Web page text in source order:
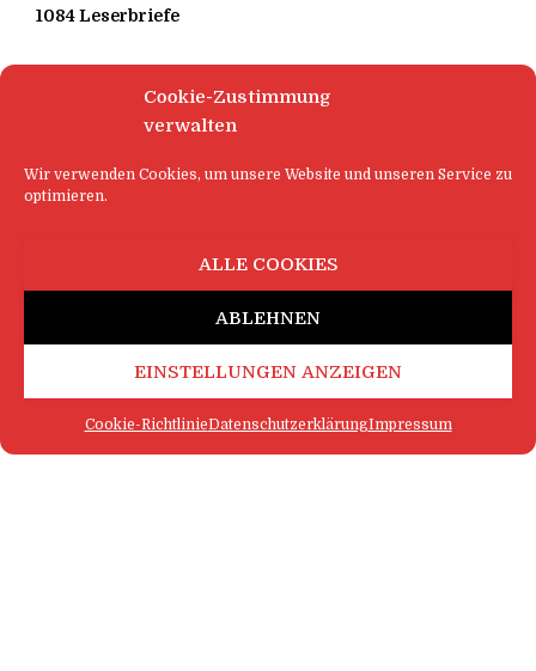
Cookie-Zustimmung
verwalten
Wir verwenden Cookies, um unsere Website und unseren Service zu
optimieren.
ALLE COOKIES
ABLEHNEN
EINSTELLUNGEN ANZEIGEN
Cookie-RichtlinieDatenschutzerklärungImpressum
1084 Leserbriefe